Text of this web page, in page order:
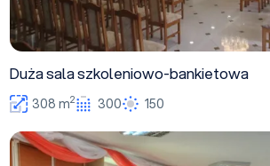
Duża sala szkoleniowo-bankietowa
308 m2 300 150
Mniejsza sala szkoleniowo-bankietowa